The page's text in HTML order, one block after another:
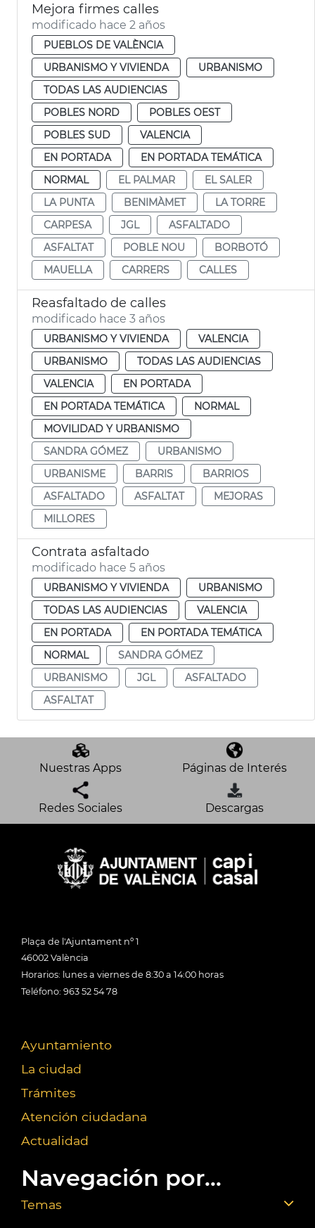
Mejora firmes calles
modificado hace 2 años
PUEBLOS DE VALÈNCIA
URBANISMO Y VIVIENDA
URBANISMO
TODAS LAS AUDIENCIAS
POBLES NORD
POBLES OEST
POBLES SUD
VALENCIA
EN PORTADA
EN PORTADA TEMÁTICA
NORMAL
EL PALMAR
EL SALER
LA PUNTA
BENIMÀMET
LA TORRE
CARPESA
JGL
ASFALTADO
ASFALTAT
POBLE NOU
BORBOTÓ
MAUELLA
CARRERS CALLES
Reasfaltado de calles
modificado hace 3 años
URBANISMO Y VIVIENDA
VALENCIA
URBANISMO
TODAS LAS AUDIENCIAS
VALENCIA
EN PORTADA
EN PORTADA TEMÁTICA
NORMAL
MOVILIDAD Y URBANISMO
SANDRA GÓMEZ
URBANISMO
URBANISME
BARRIS
BARRIOS
ASFALTADO
ASFALTAT
MEJORAS
MILLORES
Contrata asfaltado
modificado hace 5 años
URBANISMO Y VIVIENDA
URBANISMO
TODAS LAS AUDIENCIAS
VALENCIA
EN PORTADA
EN PORTADA TEMÁTICA
NORMAL
SANDRA GÓMEZ
URBANISMO
JGL
ASFALTADO
ASFALTAT
Nuestras Apps Páginas de Interés
Redes Sociales Descargas
Plaça de l'Ajuntament nº 1
46002 València
Horarios: lunes a viernes de 8:30 a 14:00 horas
Teléfono: 963 52 54 78
Ayuntamiento
La ciudad
Trámites
Atención ciudadana
Actualidad
Navegación por...
Temas